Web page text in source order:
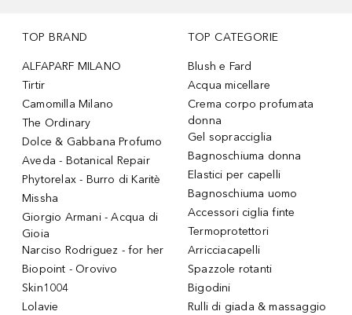
TOP BRAND
ALFAPARF MILANO
Tirtir
Camomilla Milano
The Ordinary
Dolce & Gabbana Profumo
Aveda - Botanical Repair
Phytorelax - Burro di Karitè
Missha
Giorgio Armani - Acqua di
Gioia
Narciso Rodriguez - for her
Biopoint - Orovivo
Skin1004
Lolavie
TOP CATEGORIE
Blush e Fard
Acqua micellare
Crema corpo profumata
donna
Gel sopracciglia
Bagnoschiuma donna
Elastici per capelli
Bagnoschiuma uomo
Accessori ciglia finte
Termoprotettori
Arricciacapelli
Spazzole rotanti
Bigodini
Rulli di giada & massaggio